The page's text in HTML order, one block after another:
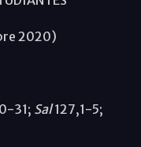
2020)
31; Sal127,1-5;